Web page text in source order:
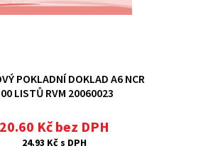
POKLADNÍ DOKLAD A6 NCR
LISTŮ RVM 20060023
20.60 Kč bez DPH
24.93 Kč s DPH